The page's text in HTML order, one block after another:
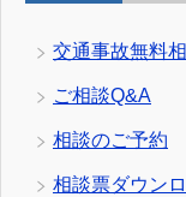
交通事故無料
ご相談Q&A
相談のご予約
相談票ダウン